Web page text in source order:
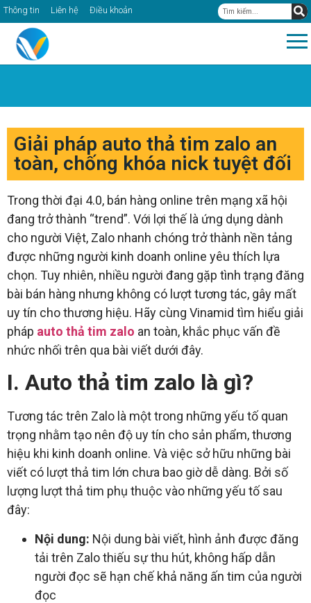
Thông tin Liên hệ Điều khoản
Giải pháp auto thả tim zalo an
toàn, chống khóa nick tuyệt đối
Trong thời đại 4.0, bán hàng online trên mạng xã hội
đang trở thành “trend”. Với lợi thế là ứng dụng dành
cho người Việt, Zalo nhanh chóng trở thành nền tảng
được những người kinh doanh online yêu thích lựa
chọn. Tuy nhiên, nhiều người đang gặp tình trạng đăng
bài bán hàng nhưng không có lượt tương tác, gây mất
uy tín cho thương hiệu. Hãy cùng Vinamid tìm hiểu giải
pháp auto thả tim zalo an toàn, khắc phục vấn đề
nhức nhối trên qua bài viết dưới đây.
I. Auto thả tim zalo là gì?
Tương tác trên Zalo là một trong những yếu tố quan
trọng nhằm tạo nên độ uy tín cho sản phẩm, thương
hiệu khi kinh doanh online. Và việc sở hữu những bài
viết có lượt thả tim lớn chưa bao giờ dễ dàng. Bởi số
lượng lượt thả tim phụ thuộc vào những yếu tố sau
đây:
Nội dung: Nội dung bài viết, hình ảnh được đăng
tải trên Zalo thiếu sự thu hút, không hấp dẫn
người đọc sẽ hạn chế khả năng ấn tim của người
đọc